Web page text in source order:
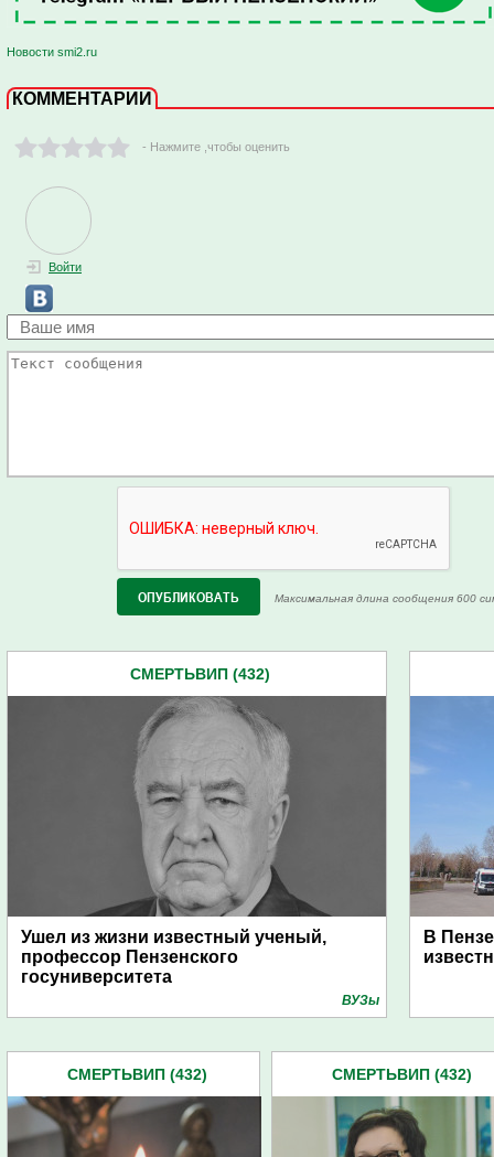
Новости smi2.ru
КОММЕНТАРИИ
- Нажмите ,чтобы оценить
Войти
Максимальная длина сообщения 600
СМЕРТЬВИП (432)
Ушел из жизни известный ученый,
профессор Пензенского
госуниверситета
ВУЗы
В
СМЕРТЬВИП (432) СМЕРТЬВИП (432)